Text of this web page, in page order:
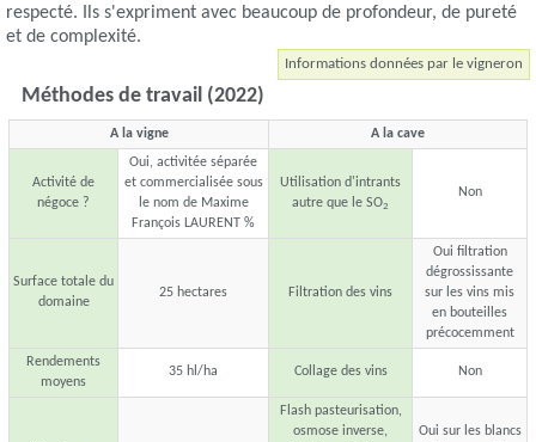
respecté. Ils s'expriment avec beaucoup de profondeur, de pureté
et de complexité.
Informations données par le vigneron
Méthodes de travail (2022)
A la vigne A la cave
Activité de
négoce ?
Oui, activitée séparée
et commercialisée sous
le nom de Maxime
François LAURENT %
Utilisation d'intrants
autre que le SO2
Non
Surface totale du
domaine
25 hectares Filtration des vins
Oui filtration
dégrossissante
sur les vins mis
en bouteilles
précocemment
Rendements
moyens
35 hl/ha Collage des vins Non
Flash pasteurisation,
osmose inverse,
Oui sur les blancs